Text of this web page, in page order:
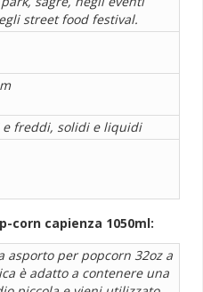
street food festival.
e freddi, solidi e liquidi
corn capienza 1050ml:
asporto per popcorn 32oz a
è adatto a contenere una